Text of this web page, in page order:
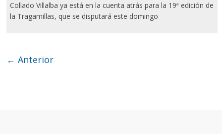
Collado Villalba ya está en la cuenta atrás para la 19ª edición de
la Tragamillas, que se disputará este domingo
← Anterior